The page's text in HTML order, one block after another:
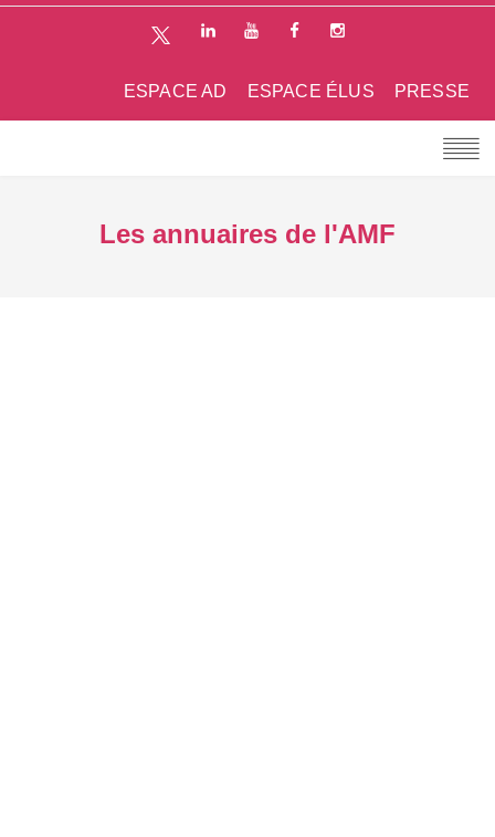
PRESSE
ESPACE ÉLUS
ESPACE AD
Les annuaires de l'AMF